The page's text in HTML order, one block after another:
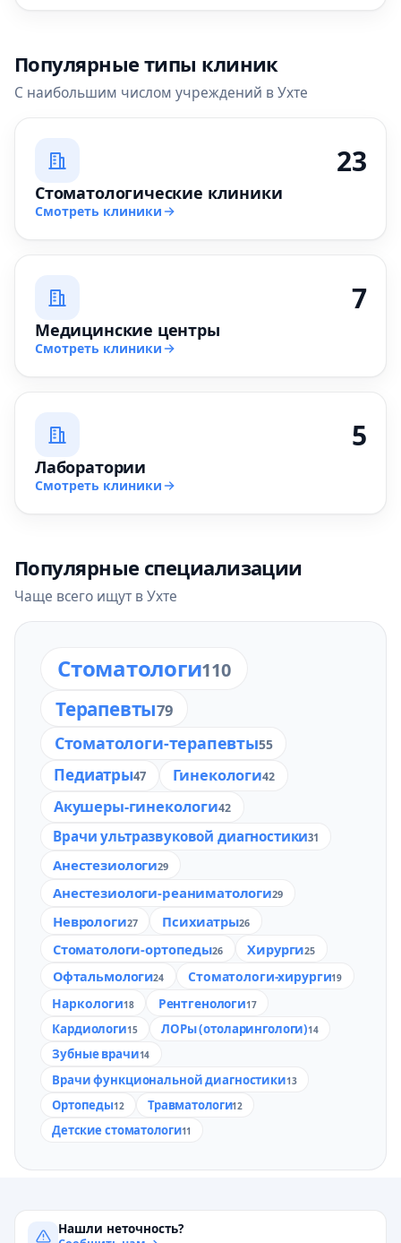
Популярные типы клиник
С наибольшим числом учреждений в Ухте
23
Стоматологические клиники
Смотреть клиники
7
Медицинские центры
Смотреть клиники
5
Лаборатории
Смотреть клиники
Популярные специализации
Чаще всего ищут в Ухте
Стоматологи110
Терапевты79
Стоматологи-терапевты55
Педиатры47 Гинекологи42
Акушеры-гинекологи42
Врачи ультразвуковой диагностики31
Анестезиологи29
Анестезиологи-реаниматологи29
Неврологи27 Психиатры26
Стоматологи-ортопеды26 Хирурги25
Офтальмологи24 Стоматологи-хирурги19
Наркологи18 Рентгенологи17
Кардиологи15 ЛОРы (отоларингологи)14
Зубные врачи14
Врачи функциональной диагностики13
Ортопеды12 Травматологи12
Детские стоматологи11
Нашли неточность?